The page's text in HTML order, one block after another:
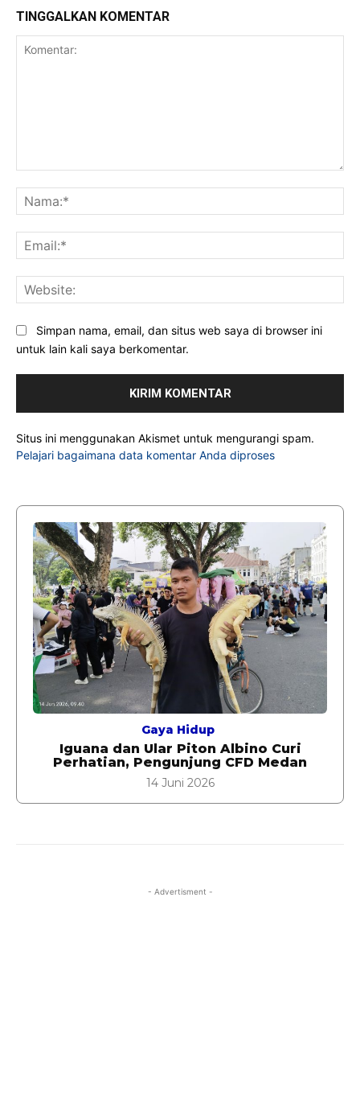
TINGGALKAN KOMENTAR
Simpan nama, email, dan situs web saya di browser ini
untuk lain kali saya berkomentar.
Situs ini menggunakan Akismet untuk mengurangi spam.
Pelajari bagaimana data komentar Anda diproses
Gaya Hidup
Iguana dan Ular Piton Albino Curi
Perhatian, Pengunjung CFD Medan
14 Juni 2026
- Advertisment -